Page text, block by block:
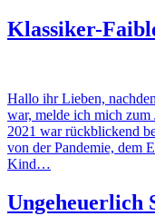
Klassiker-
Hallo ihr Lieben,
war, melde ich mich zum
2021 war rückblickend
von der Pandemie, dem
Kind…
Ungeheuerlich